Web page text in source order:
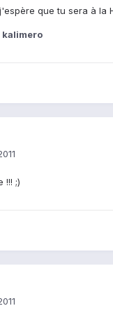
que tu sera à la
kalimero
!!! ;)